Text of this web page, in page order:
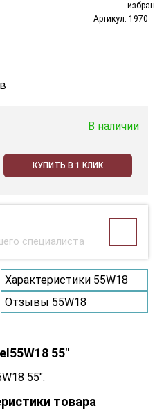
Артикул: 1970
В наличии
КУПИТЬ В 1 КЛИК
специалиста
Характеристики 55W18
Отзывы 55W18
55"
55".
товара